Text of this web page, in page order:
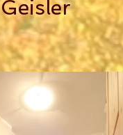
Geisler